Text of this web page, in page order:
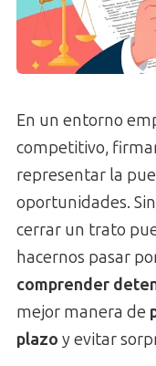
En un entorno
competitivo,
representar la
oportunidades.
cerrar un trato
hacernos pasar
comprender
mejor manera de
plazo y evitar